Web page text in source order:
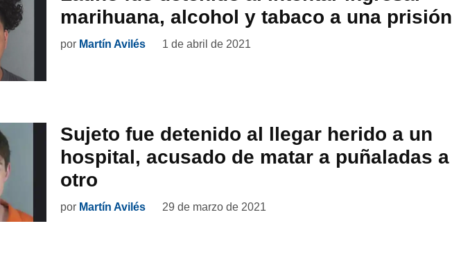
marihuana, alcohol y tabaco a una prisión
por Martín Avilés 1 de abril de 2021
Sujeto fue detenido al llegar herido a un
hospital, acusado de matar a puñaladas a
otro
por Martín Avilés 29 de marzo de 2021